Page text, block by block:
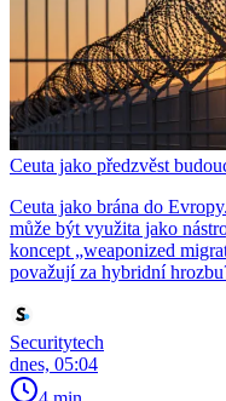
Ceuta jako předzvěst
Ceuta jako brána do
může být využita jako
koncept „weaponized
považují za hybridní
Securitytech
dnes, 05:04